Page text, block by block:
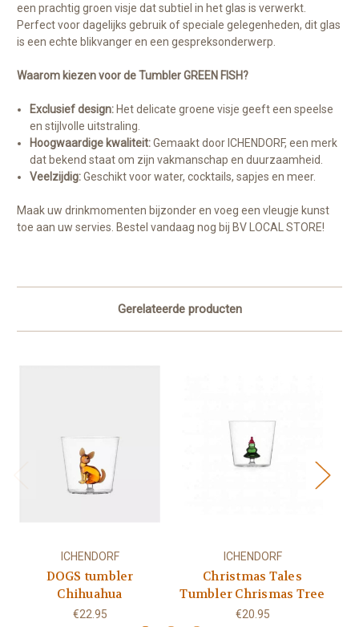
een prachtig groen visje dat subtiel in het glas is verwerkt.
Perfect voor dagelijks gebruik of speciale gelegenheden, dit glas
is een echte blikvanger en een gespreksonderwerp.
Waarom kiezen voor de Tumbler GREEN FISH?
Exclusief design: Het delicate groene visje geeft een speelse
en stijlvolle uitstraling.
Hoogwaardige kwaliteit:Gemaakt door ICHENDORF, een merk
dat bekend staat om zijn vakmanschap en duurzaamheid.
Veelzijdig:Geschikt voor water, cocktails, sapjes en meer.
Maak uw drinkmomenten bijzonder en voeg een vleugje kunst
toe aan uw servies. Bestel vandaag nog bij BV LOCAL STORE!
Gerelateerde producten
ICHENDORF
DOGS tumbler
Chihuahua
€22.95
ICHENDORF
Christmas Tales
Tumbler Chrismas Tree
€20.95